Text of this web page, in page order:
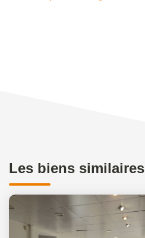
Les biens similaires